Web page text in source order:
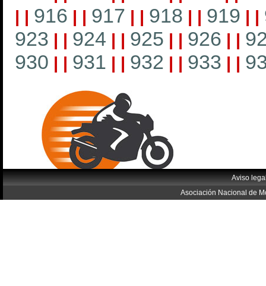
| | 916 | | 917 | | 918 | | 919 | |
923 | | 924 | | 925 | | 926 | |
930 | | 931 | | 932 | | 933 | |
Aviso
Asociación Nacional de